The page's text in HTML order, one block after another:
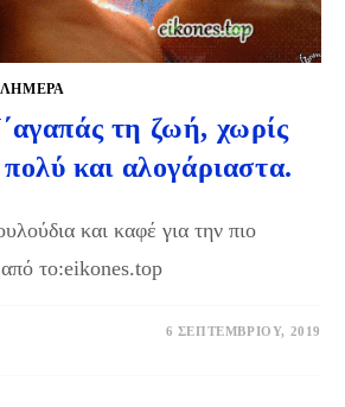
τη ζωή, χωρίς
και αλογάριαστα.
και καφέ για την πιο
το:eikones.top
6 ΣΕΠΤΕΜΒΡΊΟΥ, 2019